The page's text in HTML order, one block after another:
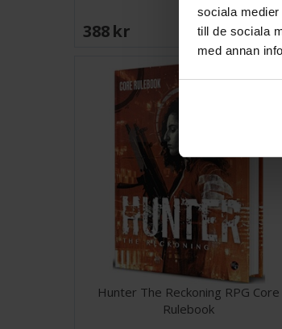
sociala
till de sociala
med annan
388 SEK I
Hunter The Reckoning RPG Core
Rulebook